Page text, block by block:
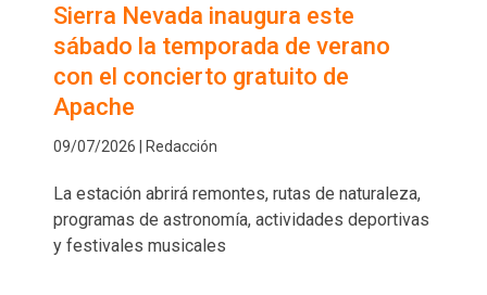
Sierra Nevada inaugura este
sábado la temporada de verano
con el concierto gratuito de
Apache
09/07/2026 | Redacción
La estación abrirá remontes, rutas de naturaleza,
programas de astronomía, actividades deportivas
y festivales musicales